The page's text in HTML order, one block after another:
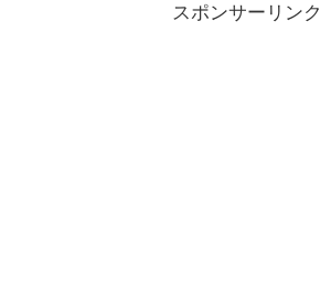
スポンサーリンク